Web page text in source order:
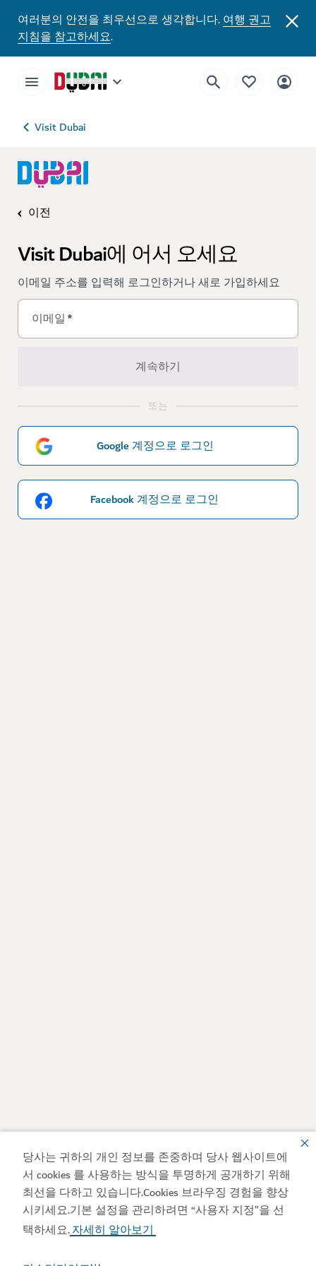
당사는 귀하의 개인 정보를 존중하며 당사 웹사이트에
서 cookies 를 사용하는 방식을 투명하게 공개하기 위해
최선을 다하고 있습니다.Cookies 브라우징 경험을 향상
시키세요.기본 설정을 관리하려면 “사용자 지정”을 선
택하세요.자세히 알아보기
여러분의 안전을 최우선으로 생각합니다.여행 권고
지침을 참고하세요.
Visit Dubai
이전
Visit Dubai에 어서 오세요
이메일 주소를 입력해 로그인하거나 새로 가입하세요
이메일*
계속하기
또는
Google 계정으로 로그인
Facebook 계정으로 로그인